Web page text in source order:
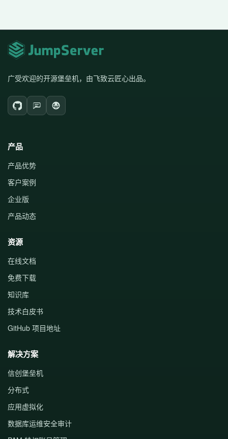
广受欢迎的开源堡垒机，由飞致云匠心出品。
产品
产品优势
客户案例
企业版
产品动态
资源
在线文档
免费下载
知识库
技术白皮书
GitHub 项目地址
解决方案
信创堡垒机
分布式
应用虚拟化
数据库运维安全审计